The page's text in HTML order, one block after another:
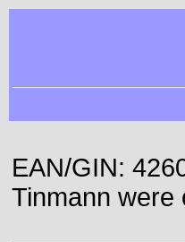
EAN/GIN:
Tinmann were